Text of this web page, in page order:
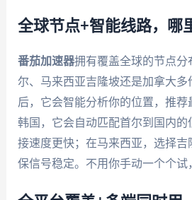
全球节点+智能线路，哪
番茄加速器拥有覆盖全球的节点分
尔、马来西亚吉隆坡还是加拿大多
后，它会智能分析你的位置，推荐
韩国，它会自动匹配首尔到国内的
接速度更快；在马来西亚，选择吉
保信号稳定。不用你手动一个个试